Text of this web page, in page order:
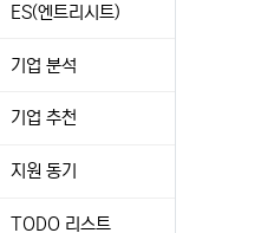
ES(엔트리시트)
기업 분석
기업 추천
지원 동기
TODO 리스트